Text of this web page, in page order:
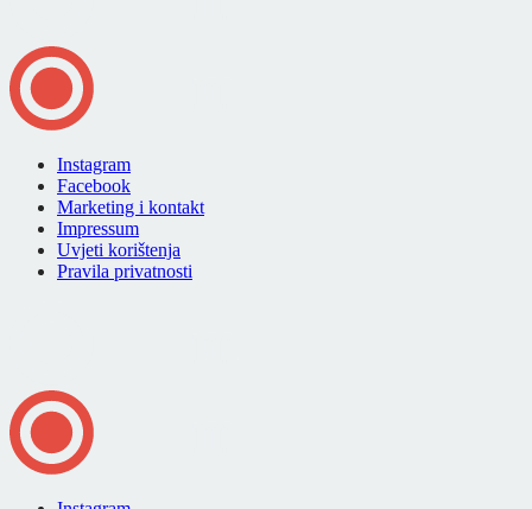
Instagram
Facebook
Marketing i kontakt
Impressum
Uvjeti korištenja
Pravila privatnosti